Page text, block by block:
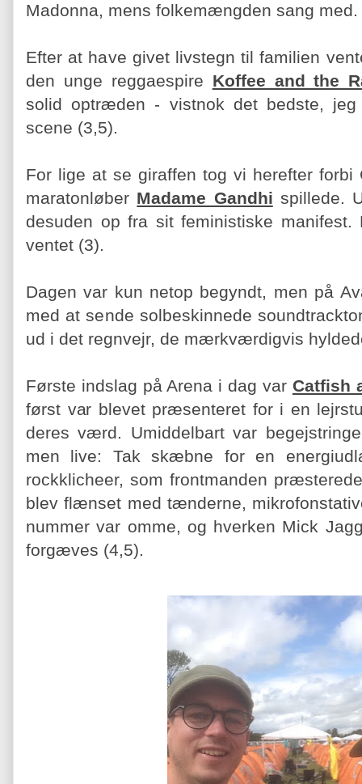
Madonna, mens folkemængden sang
Efter at have givet livstegn til familien
den unge reggaespire Koffee and the
solid optræden - vistnok det bedste,
scene (3,5).
For lige at se giraffen tog vi herefter forbi
maratonløber Madame Gandhi spillede.
desuden op fra sit feministiske
ventet (3).
Dagen var kun netop begyndt, men på
med at sende solbeskinnede
ud i det regnvejr, de mærkværdigvis
Første indslag på Arena i dag var Catfish
først var blevet præsenteret for i en
deres værd. Umiddelbart var
men live: Tak skæbne for en
rockklicheer, som frontmanden
blev flænset med tænderne,
nummer var omme, og hverken Mick
forgæves (4,5).